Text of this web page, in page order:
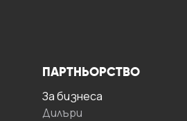
ПАРТНЬОРСТВО
За бизнесa
Дилъри